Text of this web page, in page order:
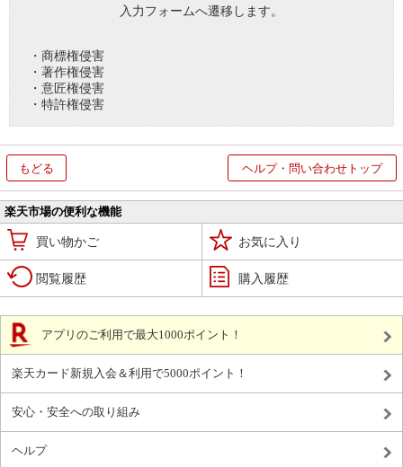
入力フォームへ遷移します。
・商標権侵害
・著作権侵害
・意匠権侵害
・特許権侵害
もどる ヘルプ・問い合わせトップ
楽天市場の便利な機能
買い物かご お気に入り
閲覧履歴 購入履歴
アプリのご利用で最大1000ポイント！
楽天カード新規入会＆利用で5000ポイント！
安心・安全への取り組み
ヘルプ